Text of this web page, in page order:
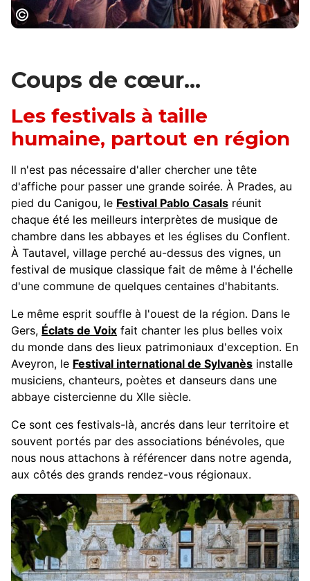
Coups de cœur...
Les festivals à taille
humaine, partout en région
Il n'est pas nécessaire d'aller chercher une tête
d'affiche pour passer une grande soirée. À Prades, au
pied du Canigou, le Festival Pablo Casals réunit
chaque été les meilleurs interprètes de musique de
chambre dans les abbayes et les églises du Conflent.
À Tautavel, village perché au-dessus des vignes, un
festival de musique classique fait de même à l'échelle
d'une commune de quelques centaines d'habitants.
Le même esprit souffle à l'ouest de la région. Dans le
Gers, Éclats de Voix fait chanter les plus belles voix
du monde dans des lieux patrimoniaux d'exception. En
Aveyron, le Festival international de Sylvanès installe
musiciens, chanteurs, poètes et danseurs dans une
abbaye cistercienne du XIIe siècle.
Ce sont ces festivals-là, ancrés dans leur territoire et
souvent portés par des associations bénévoles, que
nous nous attachons à référencer dans notre agenda,
aux côtés des grands rendez-vous régionaux.